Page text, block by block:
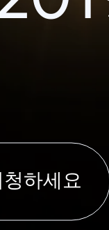
하세요